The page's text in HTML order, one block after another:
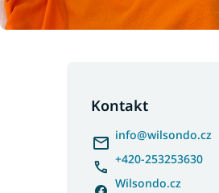
Kontakt
info@wilsondo.cz
+420-253253630
Wilsondo.cz